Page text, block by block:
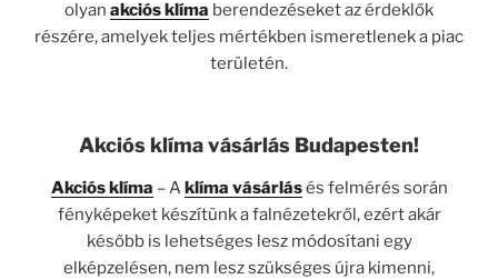
olyan akciós klíma berendezéseket az érdeklők
részére, amelyek teljes mértékben ismeretlenek a piac
területén.
Akciós klíma vásárlás Budapesten!
Akciós klíma – Aklíma vásárlásés felmérés során
fényképeket készítünk a falnézetekről, ezért akár
később is lehetséges lesz módosítani egy
elképzelésen, nem lesz szükséges újra kimenni,